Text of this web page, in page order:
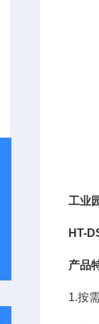
工业
HT-
产品
1.按